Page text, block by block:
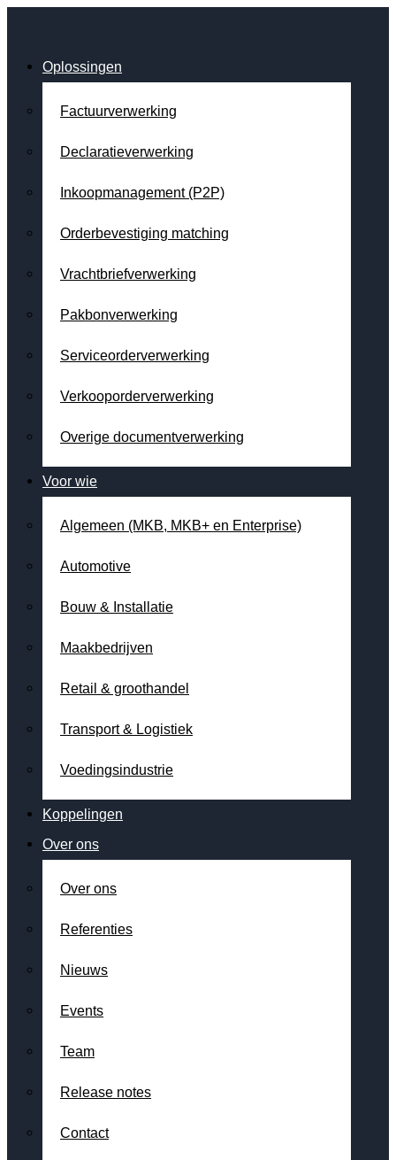
Oplossingen
Factuurverwerking
Declaratieverwerking
Inkoopmanagement (P2P)
Orderbevestiging matching
Vrachtbriefverwerking
Pakbonverwerking
Serviceorderverwerking
Verkooporderverwerking
Overige documentverwerking
Voor wie
Algemeen (MKB, MKB+ en Enterprise)
Automotive
Bouw & Installatie
Maakbedrijven
Retail & groothandel
Transport & Logistiek
Voedingsindustrie
Koppelingen
Over ons
Over ons
Referenties
Nieuws
Events
Team
Release notes
Contact